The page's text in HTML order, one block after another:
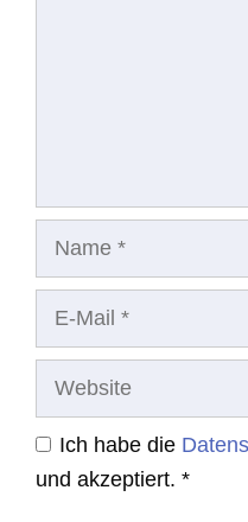
Website
Ich habe die
und akzeptiert. *